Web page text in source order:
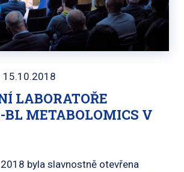
15.10.2018
LABORATOŘE
BL METABOLOMICS V
byla slavnostně otevřena